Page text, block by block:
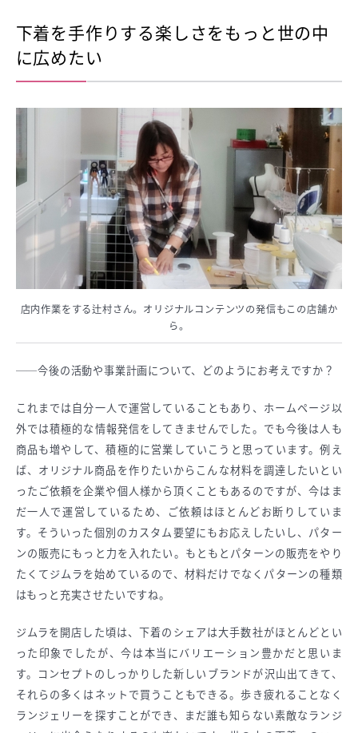
下着を手作りする楽しさをもっと世の中
に広めたい
店内作業をする辻村さん。オリジナルコンテンツの発信もこの店舗か
ら。
──今後の活動や事業計画について、どのようにお考えですか？
これまでは自分一人で運営していることもあり、ホームページ以
外では積極的な情報発信をしてきませんでした。でも今後は人も
商品も増やして、積極的に営業していこうと思っています。例え
ば、オリジナル商品を作りたいからこんな材料を調達したいとい
ったご依頼を企業や個人様から頂くこともあるのですが、今はま
だ一人で運営しているため、ご依頼はほとんどお断りしていま
す。そういった個別のカスタム要望にもお応えしたいし、パター
ンの販売にもっと力を入れたい。もともとパターンの販売をやり
たくてジムラを始めているので、材料だけでなくパターンの種類
はもっと充実させたいですね。
ジムラを開店した頃は、下着のシェアは大手数社がほとんどとい
った印象でしたが、今は本当にバリエーション豊かだと思いま
す。コンセプトのしっかりした新しいブランドが沢山出てきて、
それらの多くはネットで買うこともできる。歩き疲れることなく
ランジェリーを探すことができ、まだ誰も知らない素敵なランジ